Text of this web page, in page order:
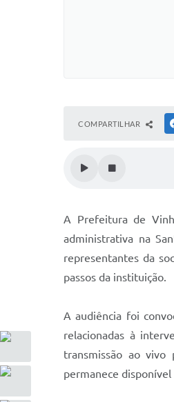
COMPARTILHAR
A Prefeitura de
administrativa na
representantes da
passos da instituição.
A audiência foi
relacionadas à
transmissão ao vivo
permanece disponível